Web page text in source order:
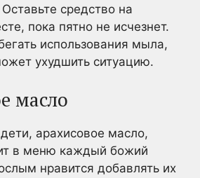
средство на
пока пятно не исчезнет.
использования мыла,
ухудшить ситуацию.
масло
арахисовое масло,
в меню каждый божий
нравится добавлять их